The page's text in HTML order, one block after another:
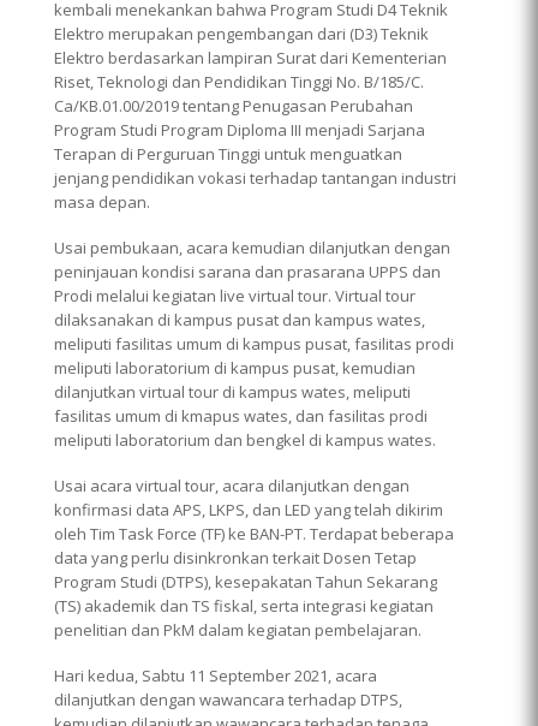
kembali menekankan bahwa Program Studi D4 Teknik
Elektro merupakan pengembangan dari (D3) Teknik
Elektro berdasarkan lampiran Surat dari Kementerian
Riset, Teknologi dan Pendidikan Tinggi No. B/185/C.
Ca/KB.01.00/2019 tentang Penugasan Perubahan
Program Studi Program Diploma III menjadi Sarjana
Terapan di Perguruan Tinggi untuk menguatkan
jenjang pendidikan vokasi terhadap tantangan industri
masa depan.
Usai pembukaan, acara kemudian dilanjutkan dengan
peninjauan kondisi sarana dan prasarana UPPS dan
Prodi melalui kegiatan live virtual tour. Virtual tour
dilaksanakan di kampus pusat dan kampus wates,
meliputi fasilitas umum di kampus pusat, fasilitas prodi
meliputi laboratorium di kampus pusat, kemudian
dilanjutkan virtual tour di kampus wates, meliputi
fasilitas umum di kmapus wates, dan fasilitas prodi
meliputi laboratorium dan bengkel di kampus wates.
Usai acara virtual tour, acara dilanjutkan dengan
konfirmasi data APS, LKPS, dan LED yang telah dikirim
oleh Tim Task Force (TF) ke BAN-PT. Terdapat beberapa
data yang perlu disinkronkan terkait Dosen Tetap
Program Studi (DTPS), kesepakatan Tahun Sekarang
(TS) akademik dan TS fiskal, serta integrasi kegiatan
penelitian dan PkM dalam kegiatan pembelajaran.
Hari kedua, Sabtu 11 September 2021, acara
dilanjutkan dengan wawancara terhadap DTPS,